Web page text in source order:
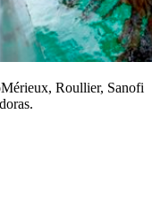
Roullier, Sanofi